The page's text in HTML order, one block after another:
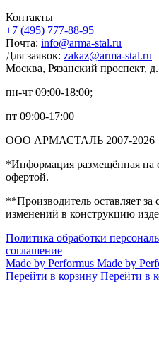
Контакты
+7 (495) 777-88-95
Почта: info@arma-stal.ru
Для заявок: zakaz@arma-stal.ru
Москва, Рязанский проспект,
пн-чт 09:00-18:00;
пт 09:00-17:00
ООО АРМАСТАЛЬ 2007-2026
*Информация размещённая на
офертой.
**Производитель оставляет за
изменений в конструкцию
Политика обработки
соглашение
Made by Performus Made by
Перейти в корзину Перейти в